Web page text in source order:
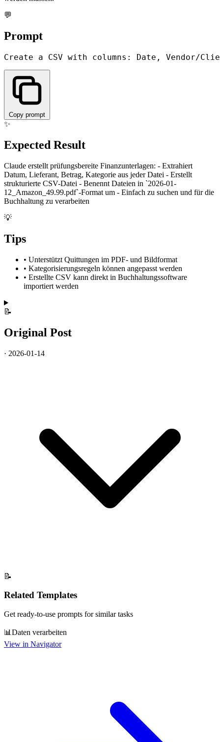
💬
Prompt
Copy prompt
✨
Expected Result
Claude erstellt prüfungsbereite Finanzunterlagen: - Extrahiert
Datum, Lieferant, Betrag, Kategorie aus jeder Datei - Erstellt
strukturierte CSV-Datei - Benennt Dateien in `2026-01-
12_Amazon_49.99.pdf`-Format um - Einfach zu suchen und für die
Buchhaltung zu verarbeiten
💡
Tips
• Unterstützt Quittungen im PDF- und Bildformat
• Kategorisierungsregeln können angepasst werden
• Erstellte CSV kann direkt in Buchhaltungssoftware
importiert werden
📝
Original Post
· 2026-01-14
📝
Related Templates
Get ready-to-use prompts for similar tasks
📊 Daten verarbeiten
View in Navigator